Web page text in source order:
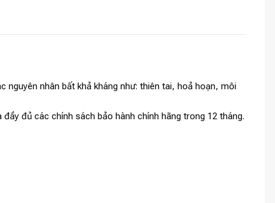
nhân bất khả kháng như: thiên tai, hoả hoạn, môi
đủ các chính sách bảo hành chính hãng trong 12 tháng.